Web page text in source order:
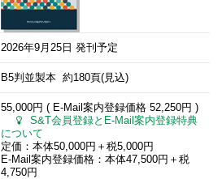
2026年9月25日 発刊予定
B5判並製本 約180頁(見込)
55,000円 ( E-Mail案内登録価格 52,250円 )
S&T会員登録とE-Mail案内登録特典
について
定価：本体50,000円＋税5,000円
E-Mail案内登録価格：本体47,500円＋税
4,750円